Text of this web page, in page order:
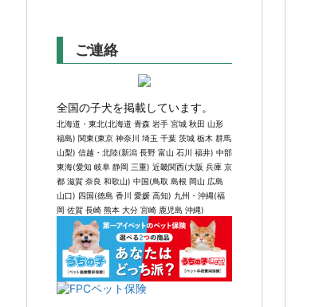
ご連絡
全国の子犬を掲載しています。
北海道・東北(北海道 青森 岩手 宮城 秋田 山形
福島) 関東(東京 神奈川 埼玉 千葉 茨城 栃木 群馬
山梨) 信越・北陸(新潟 長野 富山 石川 福井) 中部
東海(愛知 岐阜 静岡 三重) 近畿関西(大阪 兵庫 京
都 滋賀 奈良 和歌山) 中国(鳥取 島根 岡山 広島
山口) 四国(徳島 香川 愛媛 高知) 九州・沖縄(福
岡 佐賀 長崎 熊本 大分 宮崎 鹿児島 沖縄)